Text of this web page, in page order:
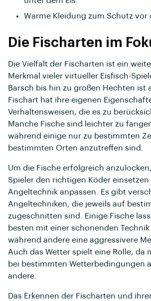
Warme Kleidung zum Schutz vor
Die Fischarten im
Die Vielfalt der Fischarten ist ein
Merkmal vieler virtueller Eisfisch-
Barsch bis hin zu großen Hechten ist
Fischart hat ihre eigenen
Verhaltensweisen, die es zu
Manche Fische sind leichter zu
während einige nur zu bestimmten
bestimmten Orten anzutreffen sind.
Um die Fische erfolgreich
Spieler den richtigen Köder
Angeltechnik anpassen. Es gibt
Angeltechniken, die jeweils auf
zugeschnitten sind. Einige Fische
besten mit einer schonenden
während andere eine aggressivere
Auch das Wetter spielt eine Rolle, da
bei bestimmten Wetterbedingungen
andere.
Das Erkennen der Fischarten und